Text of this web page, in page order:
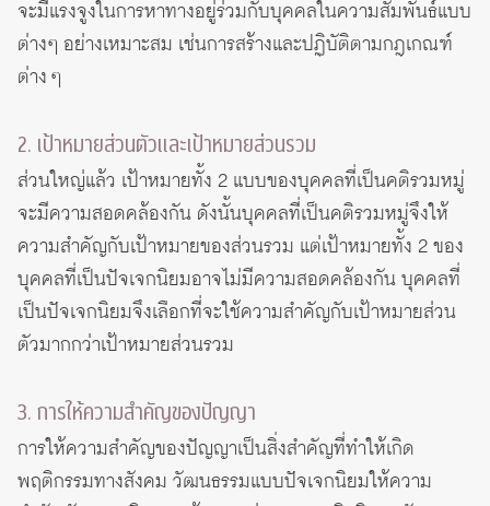
จะมีแรงจูงในการหาทางอยู่ร่วมกับบุคคลในความสัมพันธ์แบบ
ต่างๆ อย่างเหมาะสม เช่นการสร้างและปฏิบัติตามกฎเกณฑ์
ต่าง ๆ
2. เป้าหมายส่วนตัวและเป้าหมายส่วนรวม
ส่วนใหญ่แล้ว เป้าหมายทั้ง 2 แบบของบุคคลที่เป็นคติรวมหมู่
จะมีความสอดคล้องกัน ดังนั้นบุคคลที่เป็นคติรวมหมู่จึงให้
ความสำคัญกับเป้าหมายของส่วนรวม แต่เป้าหมายทั้ง 2 ของ
บุคคลที่เป็นปัจเจกนิยมอาจไม่มีความสอดคล้องกัน บุคคลที่
เป็นปัจเจกนิยมจึงเลือกที่จะใช้ความสำคัญกับเป้าหมายส่วน
ตัวมากกว่าเป้าหมายส่วนรวม
3. การให้ความสำคัญของปัญญา
การให้ความสำคัญของปัญญาเป็นสิ่งสำคัญที่ทำให้เกิด
พฤติกรรมทางสังคม วัฒนธรรมแบบปัจเจกนิยมให้ความ